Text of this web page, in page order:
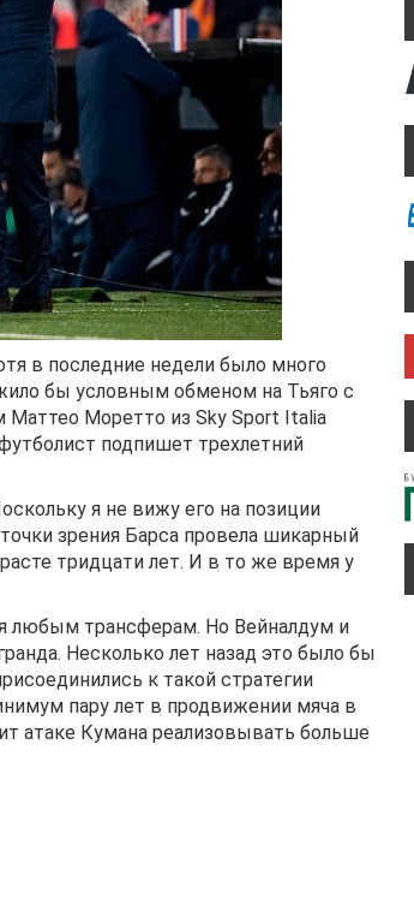
в последние недели было много
бы условным обменом на Тьяго с
Моретто из Sky Sport Italia
подпишет трехлетний
я не вижу его на позиции
зрения Барса провела шикарный
тридцати лет. И в то же время у
любым трансферам. Но Вейналдум и
Несколько лет назад это было бы
к такой стратегии
пару лет в продвижении мяча в
атаке Кумана реализовывать больше